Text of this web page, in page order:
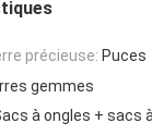
précieuse: Puces
gemmes
à ongles + sacs